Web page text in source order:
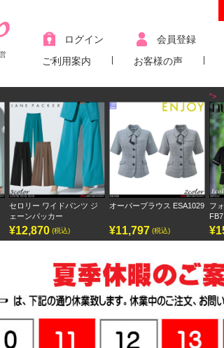
ログイン 会員登録
ご利用案内
お客様の声
オーバーブラウス ESA1029
¥11,797 (税込)
フォーク オーバーブラウス
¥15,730 (税込)
フ